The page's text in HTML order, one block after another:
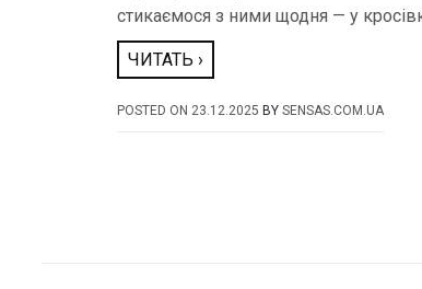
стикаємося з ними щодня — у
ЧИТАТЬ ›
POSTED ON 23.12.2025 BY SENSAS.COM.UA